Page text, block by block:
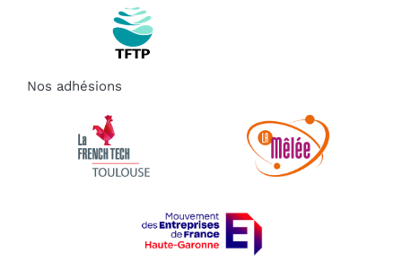
Nos adhésions